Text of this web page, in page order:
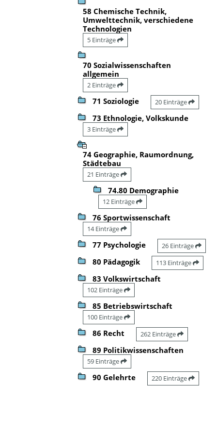
58 Chemische Technik,
Umwelttechnik, verschiedene
Technologien
5 Einträge
70 Sozialwissenschaften
allgemein
2 Einträge
71 Soziologie 20 Einträge
73 Ethnologie, Volkskunde
3 Einträge
74 Geographie, Raumordnung,
Städtebau
21 Einträge
74.80 Demographie
12 Einträge
76 Sportwissenschaft
14 Einträge
77 Psychologie 26 Einträge
80 Pädagogik 113 Einträge
83 Volkswirtschaft
102 Einträge
85 Betriebswirtschaft
100 Einträge
86 Recht 262 Einträge
89 Politikwissenschaften
59 Einträge
90 Gelehrte 220 Einträge